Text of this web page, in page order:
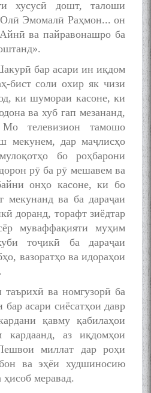
хусусӣ дошт, талоши
Эмомалӣ Раҳмон... он
ва пайравонашро ба
бар асари ин иқдом
бист соли охир як чизи
ки шумораи касоне, ки
ва хуб гап мезананд,
Мо телевизион тамошо
мекунем, дар маҷлисҳо
бо роҳбарони
рӯ ба рӯ мешавем ва
онҳо касоне, ки бо
мекунанд ва ба дараҷаи
доранд, торафт зиёдтар
муваффақияти муҳим
тоҷикӣ ба дараҷаи
вазоратҳо ва идораҳои
ва номгузорӣ ба
бар асари сиёсатҳои давр
қавму қабилаҳои
аз иқдомҳои
миллат дар роҳи
ва эҳёи худшиносию
меравад.